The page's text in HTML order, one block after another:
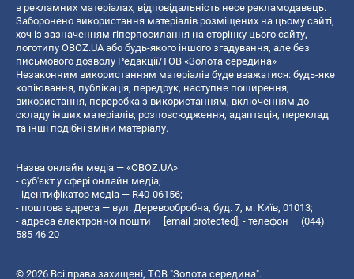
в рекламних матеріалах, відповідальність несе рекламодавець.
Заборонено використання матеріалів розміщених на цьому сайті,
хоч із зазначенням гіперпосилання на сторінку цього сайту,
логотипу OBOZ.UA або будь-якого іншого згадування, але без
письмового дозволу Редакції/ТОВ «Золота середина»
Незаконним використанням матеріалів буде вважатися: будь-яке
копiювання, публiкацiя, передрук, наступне поширення,
використання, переробка з використанням, включенням до
складу інших матеріалів, розповсюдження, адаптація, переклад
та інші подібні зміни матеріалу.
Назва онлайн медіа — «OBOZ.UA»
- суб'єкт у сфері онлайн медіа;
- ідентифікатор медіа — R40-06156;
- поштова адреса — вул. Деревообробна, буд. 7, м. Київ, 01013;
- адреса електронної пошти — [email protected] ; - телефон — (044)
585 46 20
© 2026 Всі права захищені, ТОВ "Золота середина".